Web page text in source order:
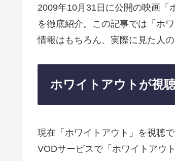
2009年10月31日に公開の映画「
を徹底紹介。この記事では「ホ
情報はもちろん、実際に見た人
ホワイトアウトが視
現在「ホワイトアウト」を視聴
VODサービスで「ホワイトアウ